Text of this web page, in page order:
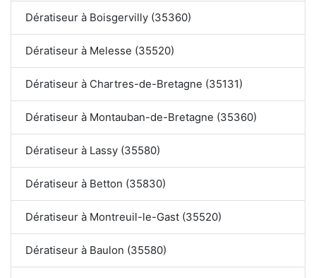
Dératiseur à Boisgervilly (35360)
Dératiseur à Melesse (35520)
Dératiseur à Chartres-de-Bretagne (35131)
Dératiseur à Montauban-de-Bretagne (35360)
Dératiseur à Lassy (35580)
Dératiseur à Betton (35830)
Dératiseur à Montreuil-le-Gast (35520)
Dératiseur à Baulon (35580)